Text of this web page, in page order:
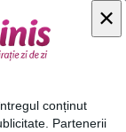
×
conținut
Partenerii
"